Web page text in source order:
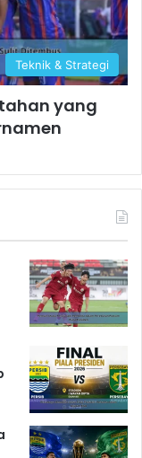
Teknik & Strategi
yang